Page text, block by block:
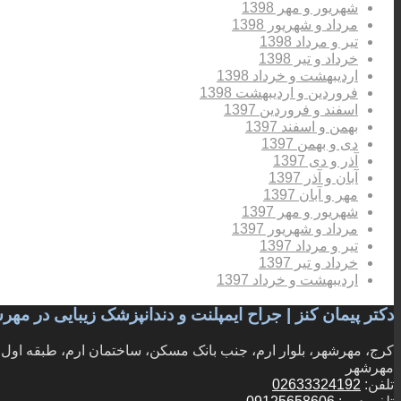
شهریور و مهر 1398
مرداد و شهریور 1398
تیر و مرداد 1398
خرداد و تیر 1398
اردیبهشت و خرداد 1398
فروردین و اردیبهشت 1398
اسفند و فروردین 1397
بهمن و اسفند 1397
دی و بهمن 1397
آذر و دی 1397
آبان و آذر 1397
مهر و آبان 1397
شهریور و مهر 1397
مرداد و شهریور 1397
تیر و مرداد 1397
خرداد و تیر 1397
اردیبهشت و خرداد 1397
دکتر پیمان کنز | جراح ایمپلنت و دندانپزشک زیبایی در
کرج، مهرشهر، بلوار ارم، جنب بانک مسکن، ساختمان ارم، طبقه اول،
مهرشهر
تلفن: 02633324192